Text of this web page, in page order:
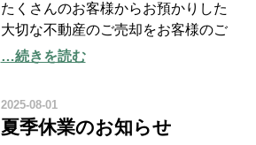
たくさんのお客様からお預かりした
大切な不動産のご売却をお客様のご
承諾を得て、実績として掲載してい
…続きを読む
2025-08-01
夏季休業のお知らせ